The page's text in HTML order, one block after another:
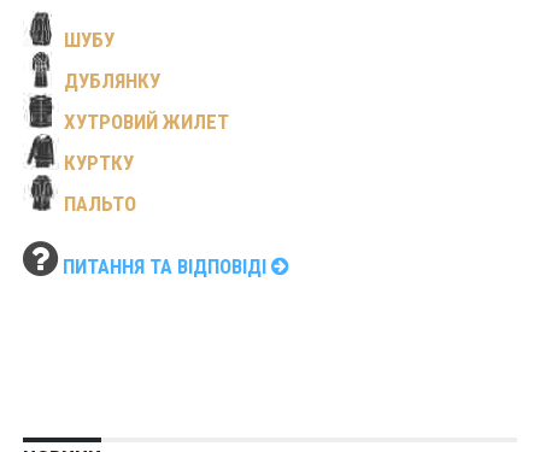
ШУБУ
ДУБЛЯНКУ
ХУТРОВИЙ ЖИЛЕТ
КУРТКУ
ПАЛЬТО
ПИТАННЯ ТА ВІДПОВІДІ